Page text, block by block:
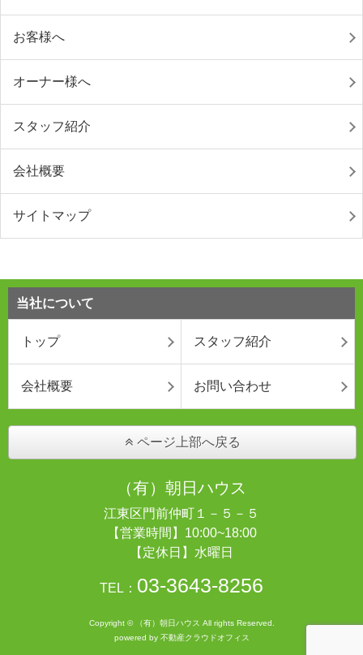
お客様へ
オーナー様へ
スタッフ紹介
会社概要
サイトマップ
当社について
トップ スタッフ紹介
会社概要 お問い合わせ
ページ上部へ戻る
（有）朝日ハウス
江東区門前仲町１－５－５
【営業時間】10:00~18:00
【定休日】水曜日
TEL： 03-3643-8256
Copyright © （有）朝日ハウス All rights Reserved.
powered by 不動産クラウドオフィス